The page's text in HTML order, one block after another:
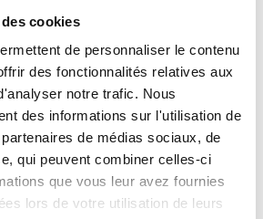
cookies
de personnaliser le contenu
des fonctionnalités relatives aux
notre trafic. Nous
des informations sur l'utilisation de
de médias sociaux, de
qui peuvent combiner celles-ci
que vous leur avez fournies
lors de votre utilisation de leurs
: